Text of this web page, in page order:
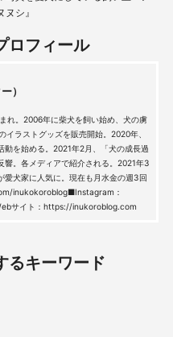
ヌシ』
ロフィール
）
れ。2006年に柴犬を飼い始め、犬の虜
ラストグッズを販売開始。2020年、
動を始める。2021年2月、「犬の成長過
響。各メディアで紹介される。2021年3
愛犬家に人気に。現在も月水金の週3回
inukokoroblog■Instagram：
サイト：https://inukoroblog.com
るキーワード